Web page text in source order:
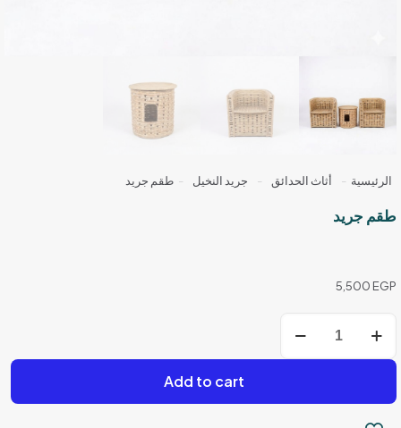
الرئيسية - أثاث الحدائق - جريد النخيل - طقم جريد
طقم جريد
5,500 EGP
كمية
طقم
Add to cart